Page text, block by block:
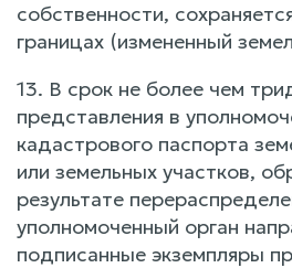
собственности,
границах (измененный
13. В срок не более чем
представления в
кадастрового паспорта
или земельных участков,
результате
уполномоченный орган
подписанные экземпляры